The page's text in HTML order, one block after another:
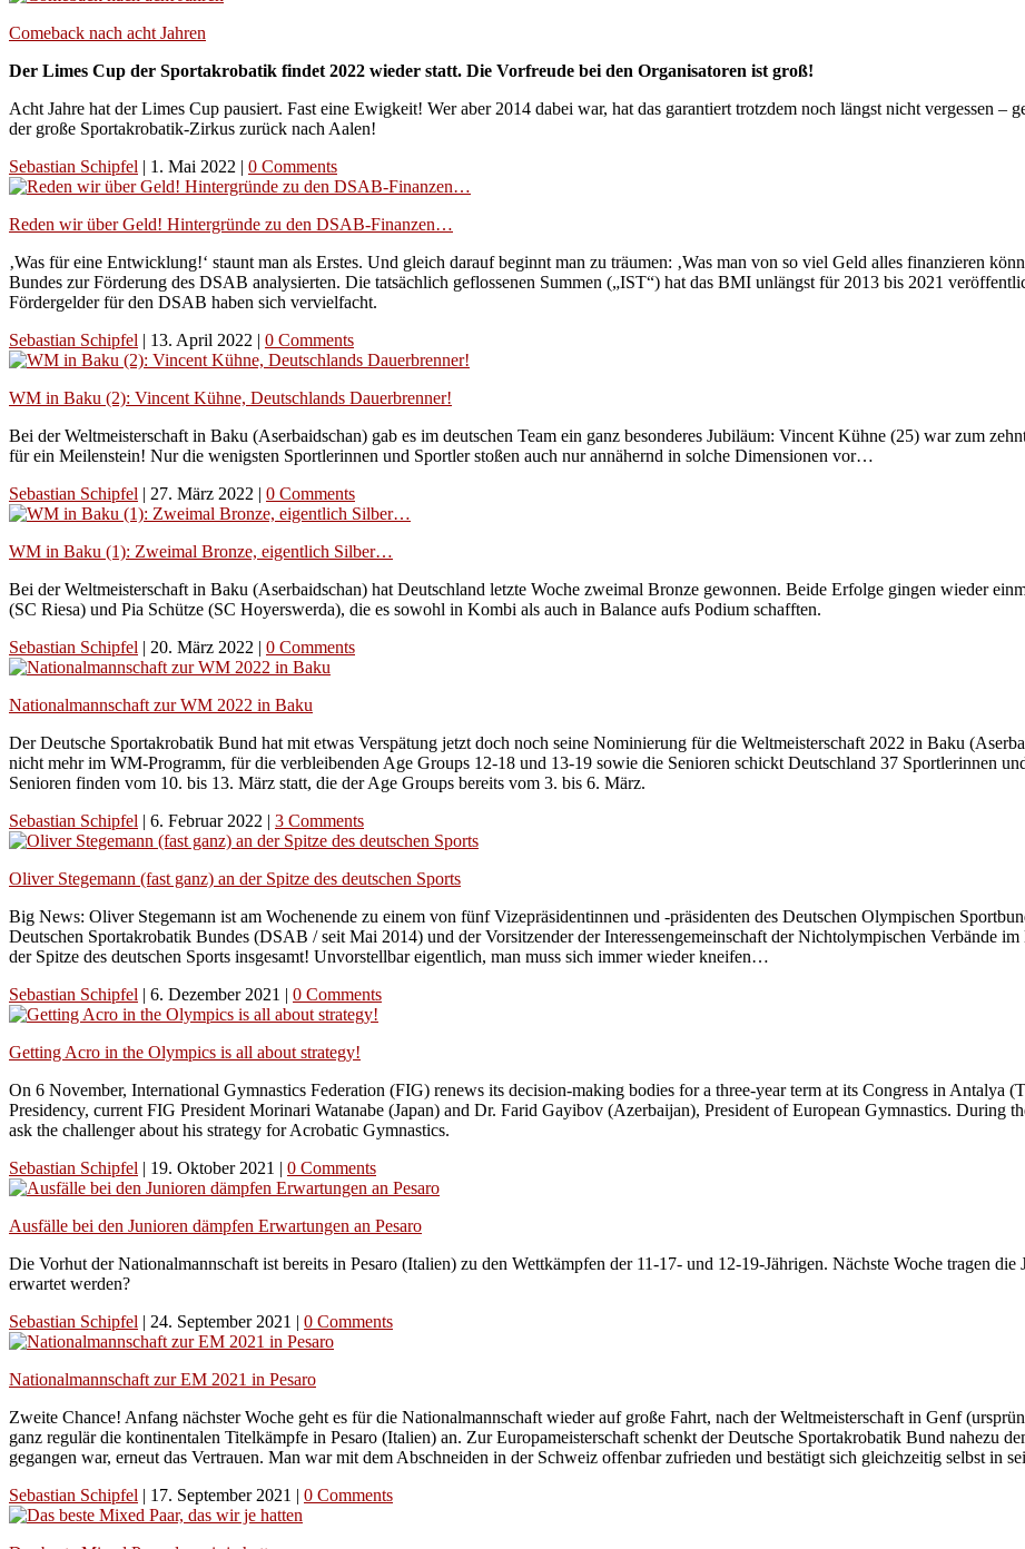
Comeback nach acht Jahren
Der Limes Cup der Sportakrobatik findet 2022 wieder statt. Die Vorfreude bei den Organisatoren ist groß!
Acht Jahre hat der Limes Cup pausiert. Fast eine Ewigkeit! Wer aber 2014 dabei war, hat das garantiert trotzdem noch längst nicht vergessen –
der große Sportakrobatik-Zirkus zurück nach Aalen!
Sebastian Schipfel | 1. Mai 2022 | 0 Comments
Reden wir über Geld! Hintergründe zu den DSAB-Finanzen…
‚Was für eine Entwicklung!‘ staunt man als Erstes. Und gleich darauf beginnt man zu träumen: ‚Was man von so viel Geld alles finanzieren
Bundes zur Förderung des DSAB analysierten. Die tatsächlich geflossenen Summen („IST“) hat das BMI unlängst für 2013 bis 2021
Fördergelder für den DSAB haben sich vervielfacht.
Sebastian Schipfel | 13. April 2022 | 0 Comments
WM in Baku (2): Vincent Kühne, Deutschlands Dauerbrenner!
Bei der Weltmeisterschaft in Baku (Aserbaidschan) gab es im deutschen Team ein ganz besonderes Jubiläum: Vincent Kühne (25) war zum
für ein Meilenstein! Nur die wenigsten Sportlerinnen und Sportler stoßen auch nur annähernd in solche Dimensionen vor…
Sebastian Schipfel | 27. März 2022 | 0 Comments
WM in Baku (1): Zweimal Bronze, eigentlich Silber…
Bei der Weltmeisterschaft in Baku (Aserbaidschan) hat Deutschland letzte Woche zweimal Bronze gewonnen. Beide Erfolge gingen wieder
(SC Riesa) und Pia Schütze (SC Hoyerswerda), die es sowohl in Kombi als auch in Balance aufs Podium schafften.
Sebastian Schipfel | 20. März 2022 | 0 Comments
Nationalmannschaft zur WM 2022 in Baku
Der Deutsche Sportakrobatik Bund hat mit etwas Verspätung jetzt doch noch seine Nominierung für die Weltmeisterschaft 2022 in Baku
nicht mehr im WM-Programm, für die verbleibenden Age Groups 12-18 und 13-19 sowie die Senioren schickt Deutschland 37 Sportlerinnen
Senioren finden vom 10. bis 13. März statt, die der Age Groups bereits vom 3. bis 6. März.
Sebastian Schipfel | 6. Februar 2022 | 3 Comments
Oliver Stegemann (fast ganz) an der Spitze des deutschen Sports
Big News: Oliver Stegemann ist am Wochenende zu einem von fünf Vizepräsidentinnen und -präsidenten des Deutschen Olympischen
Deutschen Sportakrobatik Bundes (DSAB / seit Mai 2014) und der Vorsitzender der Interessengemeinschaft der Nichtolympischen Verbände
der Spitze des deutschen Sports insgesamt! Unvorstellbar eigentlich, man muss sich immer wieder kneifen…
Sebastian Schipfel | 6. Dezember 2021 | 0 Comments
Getting Acro in the Olympics is all about strategy!
On 6 November, International Gymnastics Federation (FIG) renews its decision-making bodies for a three-year term at its Congress in
Presidency, current FIG President Morinari Watanabe (Japan) and Dr. Farid Gayibov (Azerbaijan), President of European Gymnastics. During
ask the challenger about his strategy for Acrobatic Gymnastics.
Sebastian Schipfel | 19. Oktober 2021 | 0 Comments
Ausfälle bei den Junioren dämpfen Erwartungen an Pesaro
Die Vorhut der Nationalmannschaft ist bereits in Pesaro (Italien) zu den Wettkämpfen der 11-17- und 12-19-Jährigen. Nächste Woche tragen
erwartet werden?
Sebastian Schipfel | 24. September 2021 | 0 Comments
Nationalmannschaft zur EM 2021 in Pesaro
Zweite Chance! Anfang nächster Woche geht es für die Nationalmannschaft wieder auf große Fahrt, nach der Weltmeisterschaft in Genf
ganz regulär die kontinentalen Titelkämpfe in Pesaro (Italien) an. Zur Europameisterschaft schenkt der Deutsche Sportakrobatik Bund nahezu
gegangen war, erneut das Vertrauen. Man war mit dem Abschneiden in der Schweiz offenbar zufrieden und bestätigt sich gleichzeitig selbst in
Sebastian Schipfel | 17. September 2021 | 0 Comments